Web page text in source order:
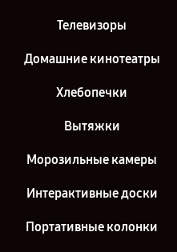
Телевизоры
Домашние кинотеатры
Хлебопечки
Вытяжки
Морозильные камеры
Интерактивные доски
Портативные колонки